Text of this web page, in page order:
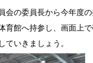
会の委員長から今年度
館へ持参し、画面上で
ていきましょう。